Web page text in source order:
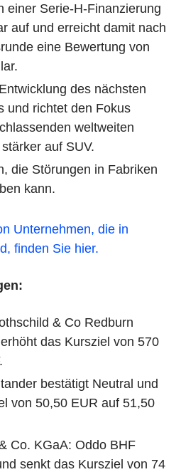
einer Serie-H-Finanzierung
auf und erreicht damit nach
eine Bewertung von
des nächsten
und richtet den Fokus
weltweiten
auf SUV.
die Störungen in Fabriken
kann.
Unternehmen, die in
finden Sie hier.
& Co Redburn
das Kursziel von 570
bestätigt Neutral und
von 50,50 EUR auf 51,50
Co. KGaA: Oddo BHF
senkt das Kursziel von 74